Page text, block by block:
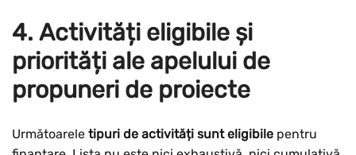
4. Activități eligibile și
priorități ale apelului de
propuneri de proiecte
Următoarele tipuri de activități sunt eligibile pentru